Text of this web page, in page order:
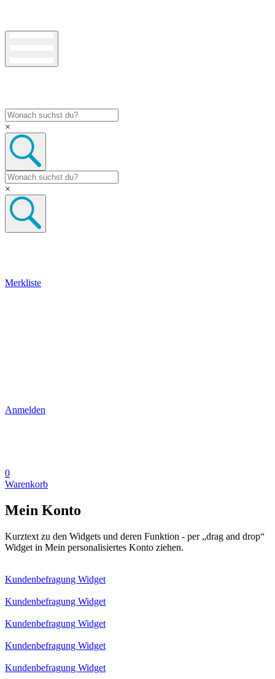
×
×
Merkliste
Anmelden
0
Warenkorb
Mein Konto
Kurztext zu den Widgets und deren Funktion - per „drag and drop“
Widget in Mein personalisiertes Konto ziehen.
Kundenbefragung Widget
Kundenbefragung Widget
Kundenbefragung Widget
Kundenbefragung Widget
Kundenbefragung Widget